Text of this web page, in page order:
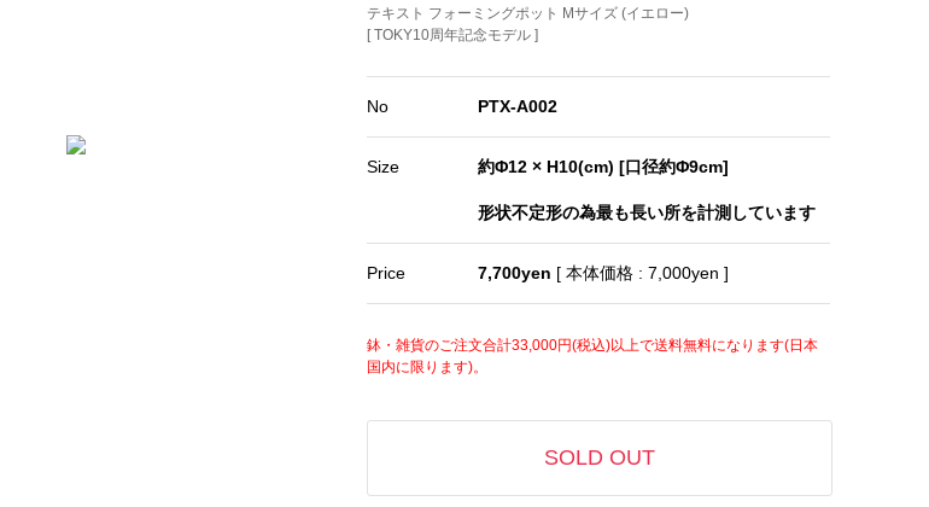
テキスト フォーミングポット Mサイズ (イエロー)
[ TOKY10周年記念モデル ]
No PTX-A002
Size 約Φ12 × H10(cm) [口径約Φ9cm]
形状不定形の為最も長い所を計測しています
Price 7,700yen [ 本体価格 : 7,000yen ]
鉢・雑貨のご注文合計33,000円(税込)以上で送料無料になります(日本
国内に限ります)。
SOLD OUT